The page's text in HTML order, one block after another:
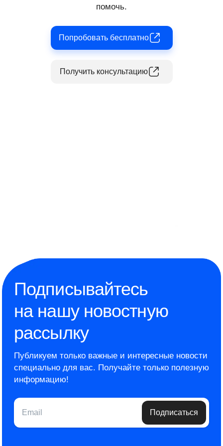
помочь.
Попробовать бесплатно
Получить консультацию
Подписывайтесь
на нашу новостную
рассылку
Публикуем только важные и интересные новости
специально для вас. Получайте только полезную
информацию!
Email Подписаться